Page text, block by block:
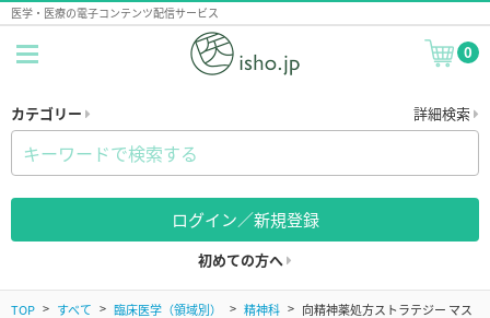
医学・医療の電子コンテンツ配信サービス
0
カテゴリー 詳細検索
ログイン／新規登録
初めての方へ
TOP すべて 臨床医学（領域別） 精神科
向精神薬処方ストラテジー マス